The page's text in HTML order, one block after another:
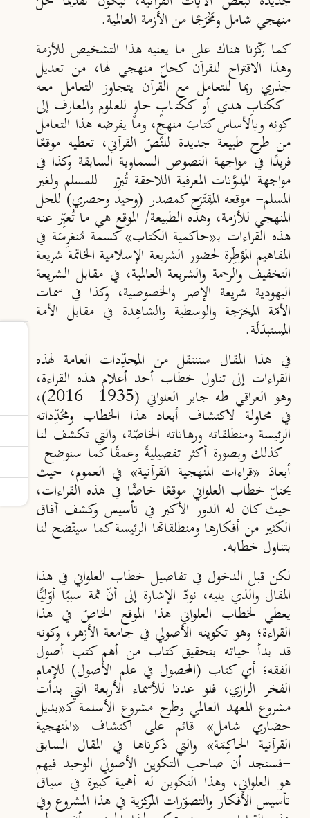
منهجي شامل ومَخْرَجًا من الأزمة العالمية.
كما ركّزنا هناك على ما يعنيه هذا التشخيص للأزمة
وهذا الاقتراح للقرآن كحلّ منهجي لها، من تعديل
جذري ربما للتعامل مع القرآن يتجاوز التعامل معه
ككتابِ هدي أو ككتابٍ حاوٍ للعلوم والمعارف إلى
كونه وبالأساس كتابَ منهجٍ، وما يفرضه هذا التعامل
من طرح طبيعة جديدة للنصّ القرآني، تعطيه موقعًا
فريدًا في مواجهة النصوص السماوية السابقة وكذا في
مواجهة المُدوَّنات المعرفية اللاحقة تُبرِّر -للمسلم ولغير
المسلم- موقعه المُقتَرَح كمصدر (وحيد وحصري) للحل
المنهجي للأزمة، وهذه الطبيعة/ الموقع هي ما تُعبِّر عنه
هذه القراءات بـ«حاكمية الكتاب» كسمة مُنغرِسَة في
المفاهيم المُؤطِّرة لحضور الشريعة الإسلامية الخاتمة شريعة
التخفيف والرحمة والشريعة العالمية، في مقابل الشريعة
اليهودية شريعة الإصر والخصوصية، وكذا في سمات
الأمّة المُخرَجة والوسطية والشاهِدة في مقابل الأمة
المُستبدَلَة.
في هذا المقال سننتقل من المُحدِّدات العامة لهذه
القراءات إلى تناول خطاب أحد أعلام هذه القراءة،
وهو العراقي طه جابر العلواني (1935- 2016)،
في محاولة لاكتشاف أبعاد هذا الخطاب ومحُدِّداته
الرئيسة ومنطلقاته ورهاناته الخاصّة، والتي تكشف لنا
-كذلك وبصورة أكثر تفصيليةً وعمقًا كما سنوضح-
أبعادَ «قراءات المنهجية القرآنية» في العموم، حيث
يحتلّ خطاب العلواني موقعًا خاصًّا في هذه القراءات،
حيث كان له الدور الأكبر في تأسيس وكشف آفاق
الكثير من أفكارها ومنطلقاتها الرئيسة كما سيتّضح لنا
بتناول خطابه.
لكن قبل الدخول في تفاصيل خطاب العلواني في هذا
المقال والذي يليه، نودّ الإشارة إلى أنّ ثمة سببًا أوّليًّا
يعطي لخطاب العلواني هذا الموقع الخاصّ في هذا
القراءة؛ وهو تكوينه الأصولي في جامعة الأزهر، وكونه
قد بدأ حياته بتحقيق كتاب من أهم كتب أصول
الفقه؛ أي كتاب (المحصول في علم الأصول) للإمام
الفخر الرازي، فلو عدنا للأسماء الأربعة التي بدأت
مشروع المعهد العالمي وطرح مشروع الأسلمة كـ«بديل
حضاري شامل» قائم على اكتشاف «المنهجية
القرآنية الحاكِمَة» والتي ذكرناها في المقال السابق
=فسنجد أن صاحب التكوين الأصولي الوحيد فيهم
هو العلواني، وهذا التكوين له أهمية كبيرة في سياق
تأسيس الأفكار والتصوّرات المركزية في هذا المشروع وفي